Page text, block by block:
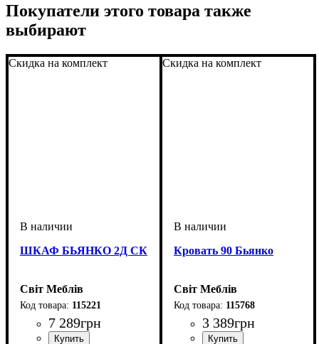
Покупатели этого товара также
выбирают
Скидка на комплект
ШКАФ БЬЯНКО 2Д СК
Світ Меблів
115221
7 289грн
Скидка на комплект
Кровать 90 Бьянко
Світ Меблів
115768
3 389грн